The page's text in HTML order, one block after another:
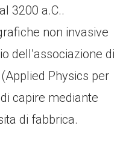
3200 a.C..
non invasive
dell’associazione di
Physics per
capire mediante
di fabbrica.